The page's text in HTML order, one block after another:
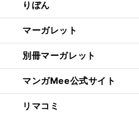
りぼん
マーガレット
別冊マーガレット
マンガMee公式サイト
リマコミ